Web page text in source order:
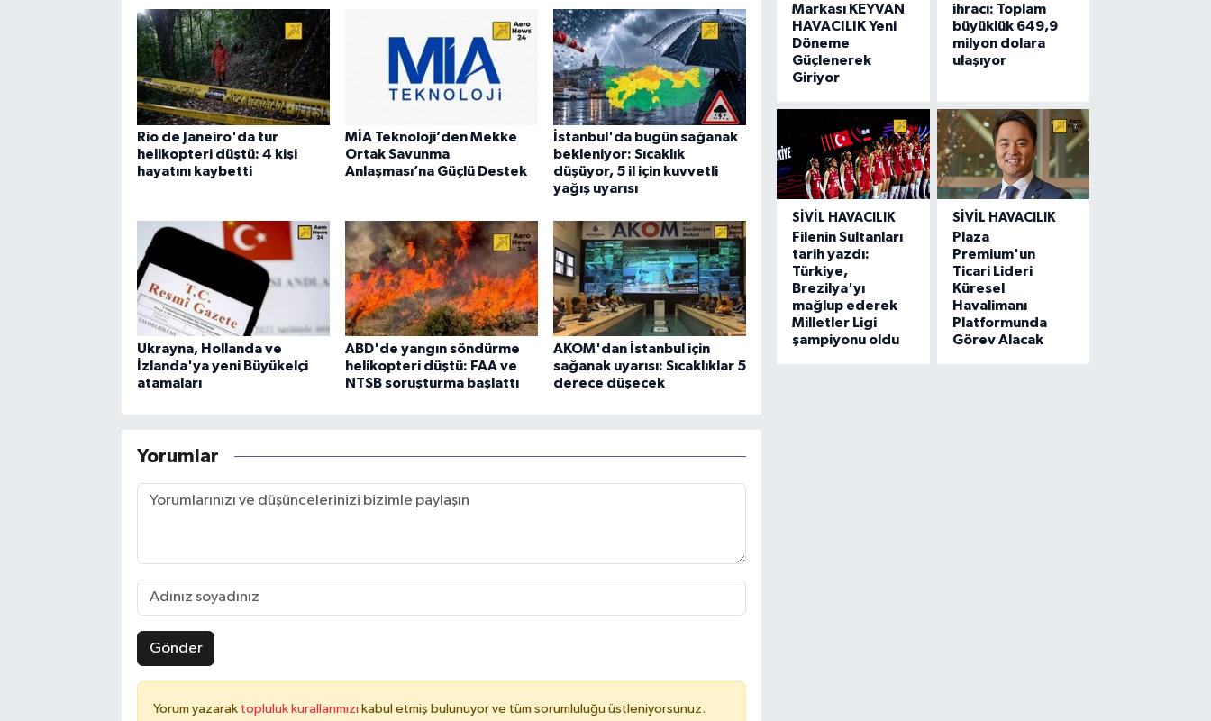
Rio de Janeiro'da tur
helikopteri düştü: 4 kişi
hayatını kaybetti
MİA Teknoloji’den Mekke
Ortak Savunma
Anlaşması’na Güçlü Destek
İstanbul'da bugün sağanak
bekleniyor: Sıcaklık
düşüyor, 5 il için kuvvetli
yağış uyarısı
Ukrayna, Hollanda ve
İzlanda'ya yeni Büyükelçi
atamaları
ABD'de yangın söndürme
helikopteri düştü: FAA ve
NTSB soruşturma başlattı
AKOM'dan İstanbul için
sağanak uyarısı: Sıcaklıklar 5
derece düşecek
Yorumlar
Gönder
Yorum yazarak topluluk kurallarımızı kabul etmiş bulunuyor ve tüm sorumluluğu üstleniyorsunuz.
Markası KEYVAN
HAVACILIK Yeni
Döneme
Güçlenerek
Giriyor
ihracı: Toplam
büyüklük 649,9
milyon dolara
ulaşıyor
SIVIL HAVACILIK
Filenin Sultanları
tarih yazdı:
Türkiye,
Brezilya'yı
mağlup ederek
Milletler Ligi
şampiyonu oldu
SIVIL HAVACILIK
Plaza
Premium'un
Ticari Lideri
Küresel
Havalimanı
Platformunda
Görev Alacak